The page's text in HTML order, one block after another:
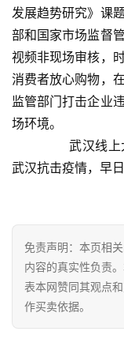
新
闻
资
讯
财
经
业
I
科
技
经
济
发展趋势研究》课
部和国家市场监督
视频非现场审核，
消费者放心购物，
监管部门打击企业
场环境。
武汉抗击疫情，早
免责声明：本页相
内容的真实性负责
表本网赞同其观点
作买卖依据。